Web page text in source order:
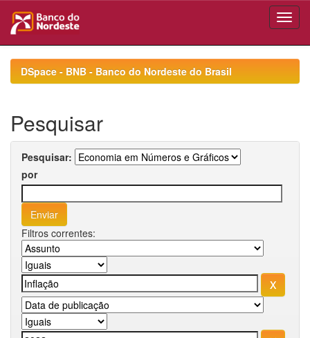
navigationDSpace - BNB - Banco do Nordeste do Brasil
Pesquisar
Pesquisar:
por
Filtros correntes: